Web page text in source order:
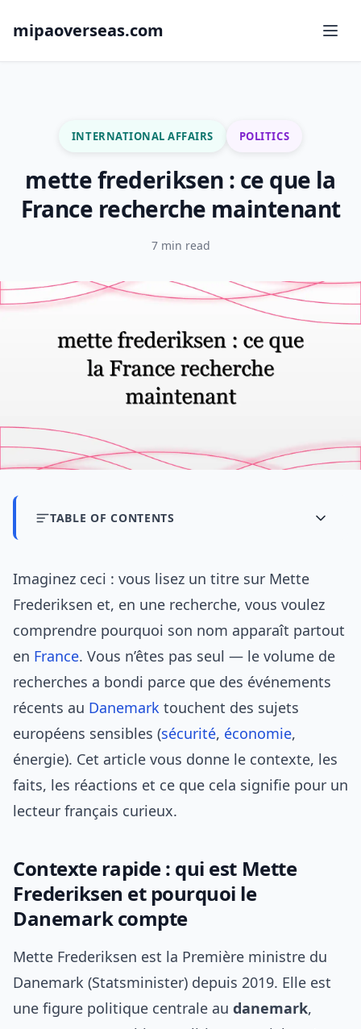
mipaoverseas.com
INTERNATIONAL AFFAIRS POLITICS
mette frederiksen : ce que la
France recherche maintenant
7 min read
TABLE OF CONTENTS
Imaginez ceci : vous lisez un titre sur Mette
Frederiksen et, en une recherche, vous voulez
comprendre pourquoi son nom apparaît partout
en France. Vous n’êtes pas seul — le volume de
recherches a bondi parce que des événements
récents au Danemark touchent des sujets
européens sensibles (sécurité, économie,
énergie). Cet article vous donne le contexte, les
faits, les réactions et ce que cela signifie pour un
lecteur français curieux.
Contexte rapide : qui est Mette
Frederiksen et pourquoi le
Danemark compte
Mette Frederiksen est la Première ministre du
Danemark (Statsminister) depuis 2019. Elle est
une figure politique centrale au danemark,